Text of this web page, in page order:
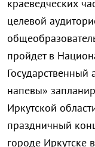
краеведческих
целевой
пройдет в
Государственный
напевы»
Иркутской
праздничный
городе Иркутске